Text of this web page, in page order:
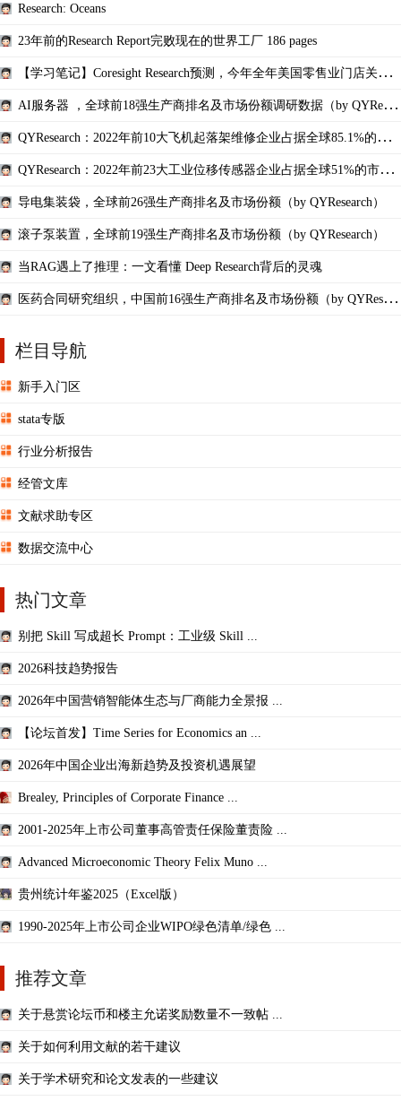
Research: Oceans
23年前的Research Report完败现在的世界工厂 186 pages
【学习笔记】Coresight Research预测，今年全年美国零售业门店关闭
AI服务器 ，全球前18强生产商排名及市场份额调研数据（by QYResea
QYResearch：2022年前10大飞机起落架维修企业占据全球85.1%的市
QYResearch：2022年前23大工业位移传感器企业占据全球51%的市场
导电集装袋，全球前26强生产商排名及市场份额（by QYResearch）
滚子泵装置，全球前19强生产商排名及市场份额（by QYResearch）
当RAG遇上了推理：一文看懂 Deep Research背后的灵魂
医药合同研究组织，中国前16强生产商排名及市场份额（by QYResear
栏目导航
新手入门区
stata专版
行业分析报告
经管文库
文献求助专区
数据交流中心
热门文章
别把 Skill 写成超长 Prompt：工业级 Skill ...
2026科技趋势报告
2026年中国营销智能体生态与厂商能力全景报 ...
【论坛首发】Time Series for Economics an ...
2026年中国企业出海新趋势及投资机遇展望
Brealey, Principles of Corporate Finance ...
2001-2025年上市公司董事高管责任保险董责险 ...
Advanced Microeconomic Theory Felix Muno ...
贵州统计年鉴2025（Excel版）
1990-2025年上市公司企业WIPO绿色清单/绿色 ...
推荐文章
关于悬赏论坛币和楼主允诺奖励数量不一致帖 ...
关于如何利用文献的若干建议
关于学术研究和论文发表的一些建议